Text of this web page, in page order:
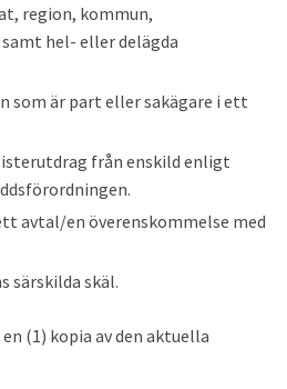
region, kommun,
hel- eller delägda
som är part eller sakägare i ett
från enskild enligt
avtal/en överenskommelse med
särskilda skäl.
(1) kopia av den aktuella